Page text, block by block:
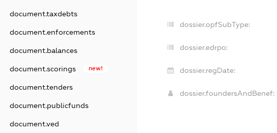
document.taxdebts
document.enforcements
document.balances
document.scorings new!
document.tenders
document.publicfunds
document.ved
dossier.opfSubType:
dossier.edrpo:
dossier.regDate:
dossier.foundersAndBenef: